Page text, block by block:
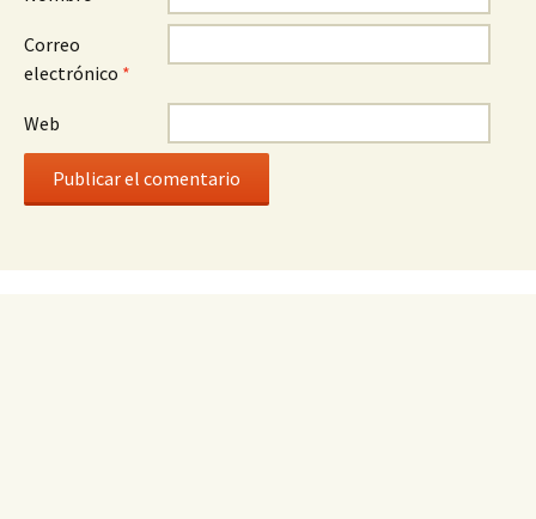
Correo
electrónico *
Web